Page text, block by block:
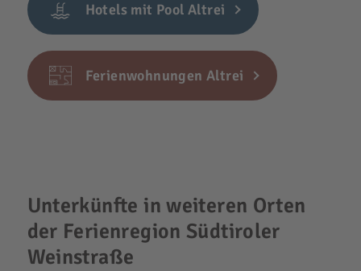
Hotels mit Pool Altrei
Ferienwohnungen Altrei
Unterkünfte in weiteren Orten
der Ferienregion Südtiroler
Weinstraße